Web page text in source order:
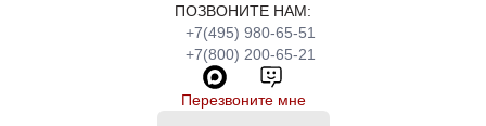
ПОЗВОНИТЕ НАМ:
+7(495) 980-65-51
+7(800) 200-65-21
Перезвоните мне